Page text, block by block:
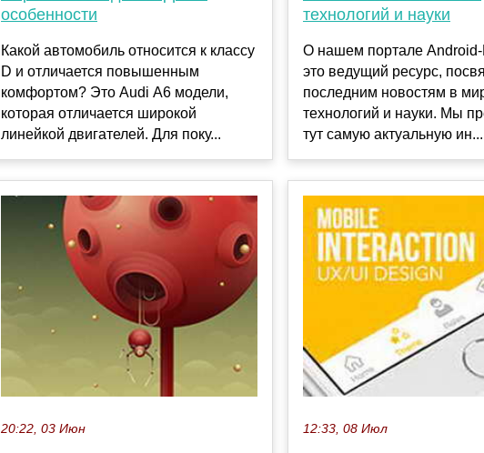
особенности
Какой автомобиль относится к классу
D и отличается повышенным
комфортом? Это Audi А6 модели,
которая отличается широкой
линейкой двигателей. Для поку...
20:22, 03 Июн
технологий и науки
О нашем портале
это ведущий ресурс,
последним новостям в
технологий и науки. Мы
тут самую актуальную ин...
12:33, 08 Июл